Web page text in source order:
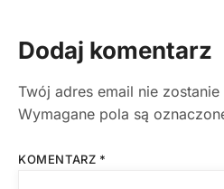
Dodaj komentarz
Twój adres email nie
Wymagane pola są
KOMENTARZ *